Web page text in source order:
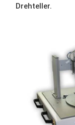
Drehteller.